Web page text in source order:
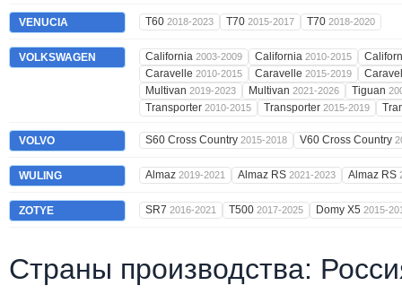
VENUCIA T60 2018-2023 T70 2015-2017 T70 2018-2020
VOLKSWAGEN California 2003-2009 California 2010-2015
Caravelle 2010-2015 Caravelle 2015-2019
Multivan 2019-2023 Multivan 2021-2026 Tiguan
Transporter 2010-2015 Transporter 2015-2019
VOLVO S60 Cross Country 2015-2018 V60 Cross Country
WULING Almaz 2019-2021 Almaz RS 2021-2023 Almaz RS
ZOTYE SR7 2016-2021 T500 2017-2025 Domy X5 2015-
Страны производства: